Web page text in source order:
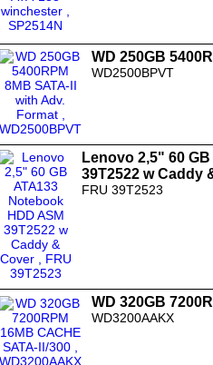
WD 250GB
WD2500BPVT
Lenovo 2,5" 60
39T2522 w Caddy
FRU 39T2523
WD 320GB
WD3200AAKX